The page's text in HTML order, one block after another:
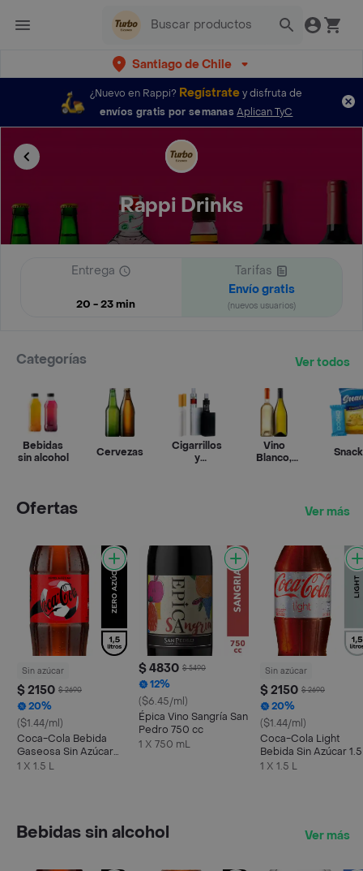
Santiago de Chile
¿Nuevo en Rappi? Regístratey disfruta de
envíos gratis por semanas Aplican TyC
Rappi Drinks
Entrega
20 - 23 min
Tarifas
Envío gratis
(nuevos usuarios)
Categorías Ver todos
Bebidas
sin alcohol
Cervezas
Cigarrillos
y
Vino
Blanco,
Ofertas Ver más
Sin azúcar
$ 2150 $ 2690
20%
($1.44/ml)
Coca-Cola Bebida
Gaseosa Sin Azúcar
1.5 L
1 X 1.5 L
$ 4830 $ 5490
12%
($6.45/ml)
Épica Vino Sangría San
Pedro 750 cc
1 X 750 mL
Sin azúcar
$ 2150 $ 2690
20%
($1.44/ml)
Coca-Cola Light
Bebida Sin Azúcar
1 X 1.5 L
Bebidas sin alcohol Ver más